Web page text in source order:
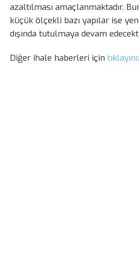
azaltılması amaçlanmaktadır.
küçük ölçekli bazı yapılar ise
dışında tutulmaya devam
Diğer ihale haberleri için